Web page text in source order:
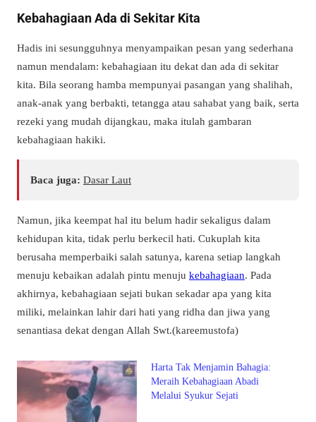
Kebahagiaan Ada di Sekitar Kita
Hadis ini sesungguhnya menyampaikan pesan yang sederhana
namun mendalam: kebahagiaan itu dekat dan ada di sekitar
kita. Bila seorang hamba mempunyai pasangan yang shalihah,
anak-anak yang berbakti, tetangga atau sahabat yang baik, serta
rezeki yang mudah dijangkau, maka itulah gambaran
kebahagiaan hakiki.
Baca juga: Dasar Laut
Namun, jika keempat hal itu belum hadir sekaligus dalam
kehidupan kita, tidak perlu berkecil hati. Cukuplah kita
berusaha memperbaiki salah satunya, karena setiap langkah
menuju kebaikan adalah pintu menuju kebahagiaan. Pada
akhirnya, kebahagiaan sejati bukan sekadar apa yang kita
miliki, melainkan lahir dari hati yang ridha dan jiwa yang
senantiasa dekat dengan Allah Swt.(kareemustofa)
Harta Tak Menjamin Bahagia:
Meraih Kebahagiaan Abadi
Melalui Syukur Sejati